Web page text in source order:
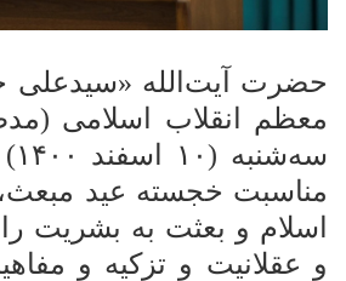
حضرت آیت‌الله «سیدعلی
معظم انقلاب اسلامی
مناسبت خجسته عید
اسلام و بعثت به بشریت
و عقلانیت و تزکیه و